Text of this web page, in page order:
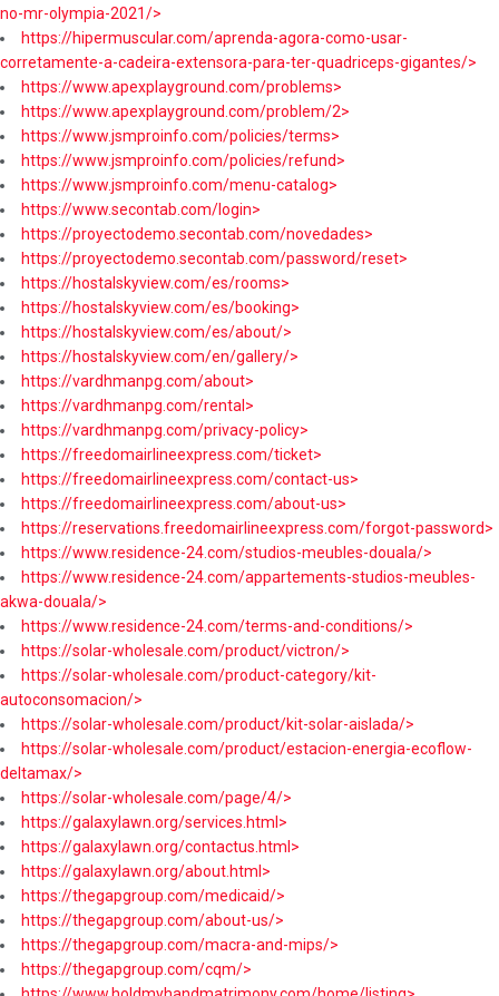
no-mr-olympia-2021/>
https://hipermuscular.com/aprenda-agora-como-usar-
corretamente-a-cadeira-extensora-para-ter-quadriceps-gigantes/>
https://www.apexplayground.com/problems>
https://www.apexplayground.com/problem/2>
https://www.jsmproinfo.com/policies/terms>
https://www.jsmproinfo.com/policies/refund>
https://www.jsmproinfo.com/menu-catalog>
https://www.secontab.com/login>
https://proyectodemo.secontab.com/novedades>
https://proyectodemo.secontab.com/password/reset>
https://hostalskyview.com/es/rooms>
https://hostalskyview.com/es/booking>
https://hostalskyview.com/es/about/>
https://hostalskyview.com/en/gallery/>
https://vardhmanpg.com/about>
https://vardhmanpg.com/rental>
https://vardhmanpg.com/privacy-policy>
https://freedomairlineexpress.com/ticket>
https://freedomairlineexpress.com/contact-us>
https://freedomairlineexpress.com/about-us>
https://reservations.freedomairlineexpress.com/forgot-password>
https://www.residence-24.com/studios-meubles-douala/>
https://www.residence-24.com/appartements-studios-meubles-
akwa-douala/>
https://www.residence-24.com/terms-and-conditions/>
https://solar-wholesale.com/product/victron/>
https://solar-wholesale.com/product-category/kit-
autoconsomacion/>
https://solar-wholesale.com/product/kit-solar-aislada/>
https://solar-wholesale.com/product/estacion-energia-ecoflow-
deltamax/>
https://solar-wholesale.com/page/4/>
https://galaxylawn.org/services.html>
https://galaxylawn.org/contactus.html>
https://galaxylawn.org/about.html>
https://thegapgroup.com/medicaid/>
https://thegapgroup.com/about-us/>
https://thegapgroup.com/macra-and-mips/>
https://thegapgroup.com/cqm/>